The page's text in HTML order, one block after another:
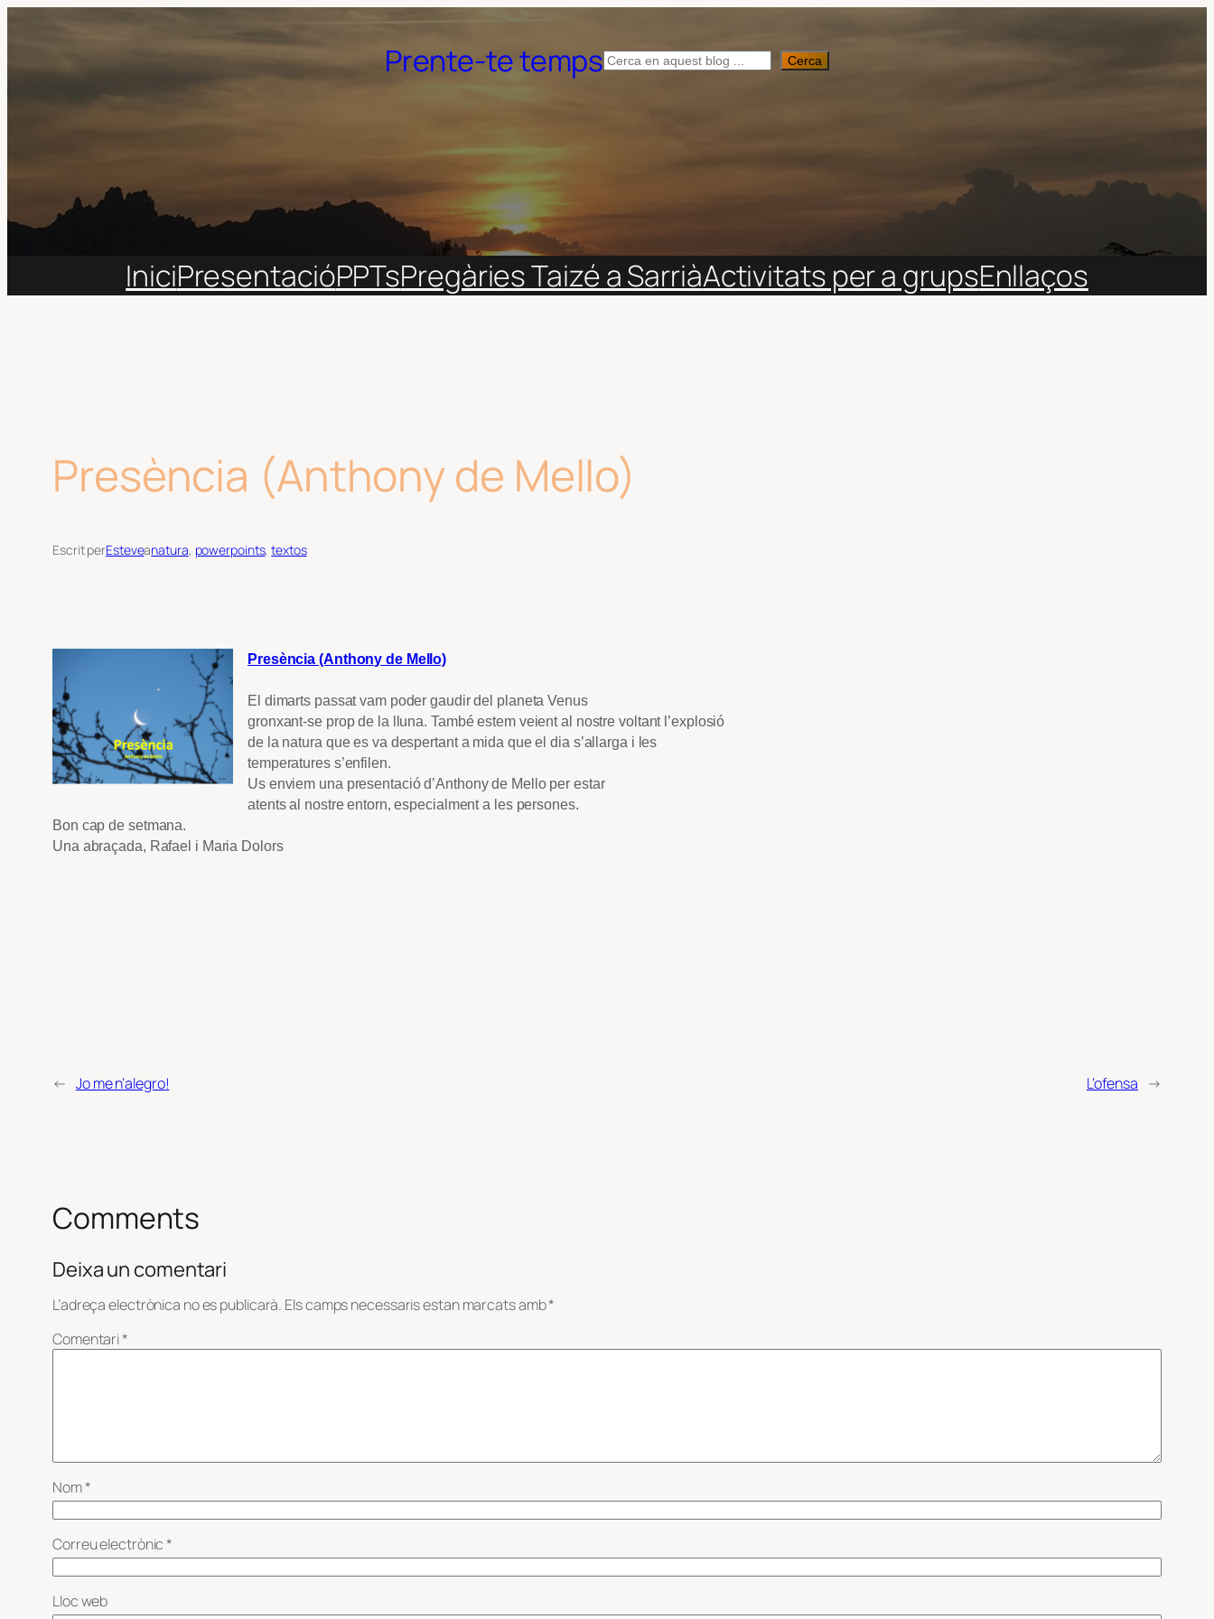
Prente-te tempsCerca Cerca
IniciPresentacióPPTsPregàries Taizé a SarriàActivitats per a grupsEnllaços
Presència (Anthony de Mello)
Escrit perEsteveanatura, powerpoints, textos
Presència (Anthony de Mello)
El dimarts passat vam poder gaudir del planeta Venus
gronxant-se prop de la lluna. També estem veient al nostre voltant l’explosió
de la natura que es va despertant a mida que el dia s’allarga i les
temperatures s’enfilen.
Us enviem una presentació d’Anthony de Mello per estar
atents al nostre entorn, especialment a les persones.
Bon cap de setmana.
Una abraçada, Rafael i Maria Dolors
← Jo me n’alegro! L’ofensa →
Comments
Deixa un comentari
L’adreça electrònica no es publicarà. Els camps necessaris estan marcats amb*
Comentari*
Nom*
Correu electrònic*
Lloc web